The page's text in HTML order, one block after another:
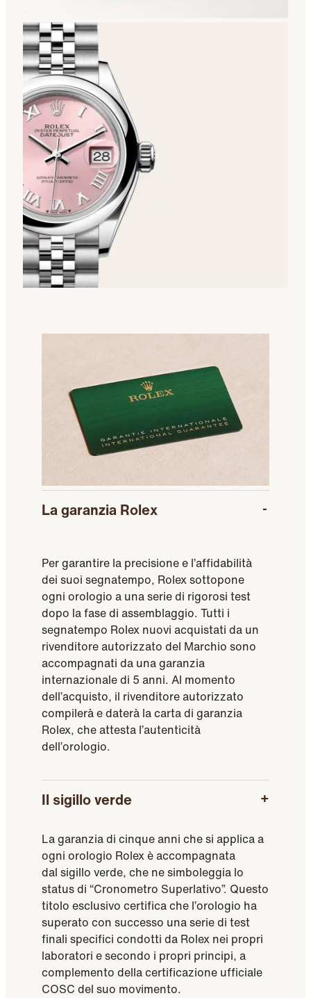
La garanzia Rolex
Per garantire la precisione e l’affidabilità
dei suoi segnatempo, Rolex sottopone
ogni orologio a una serie di rigorosi test
dopo la fase di assemblaggio. Tutti i
segnatempo Rolex nuovi acquistati da un
rivenditore autorizzato del Marchio sono
accompagnati da una garanzia
internazionale di 5 anni. Al momento
dell’acquisto, il rivenditore autorizzato
compilerà e daterà la carta di garanzia
Rolex, che attesta l’autenticità
dell’orologio.
Il sigillo verde
La garanzia di cinque anni che si applica a
ogni orologio Rolex è accompagnata
dal sigillo verde, che ne simboleggia lo
status di “Cronometro Superlativo”. Questo
titolo esclusivo certifica che l’orologio ha
superato con successo una serie di test
finali specifici condotti da Rolex nei propri
laboratori e secondo i propri principi, a
complemento della certificazione ufficiale
COSC del suo movimento.